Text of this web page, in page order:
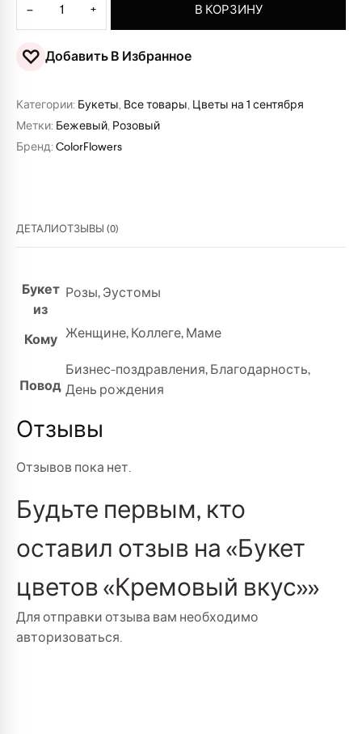
− + В КОРЗИНУ
♡ Добавить В Избранное
Категории: Букеты, Все товары, Цветы на 1 сентября
Метки: Бежевый, Розовый
Бренд: ColorFlowers
ДЕТАЛИОТЗЫВЫ (0)
Букет
из
Розы,Эустомы
Кому Женщине,Коллеге,Маме
Повод
Бизнес-поздравления,Благодарность,
День рождения
Отзывы
Отзывов пока нет.
Будьте первым, кто
оставил отзыв на «Букет
цветов «Кремовый вкус»»
Для отправки отзыва вам необходимо
авторизоваться.